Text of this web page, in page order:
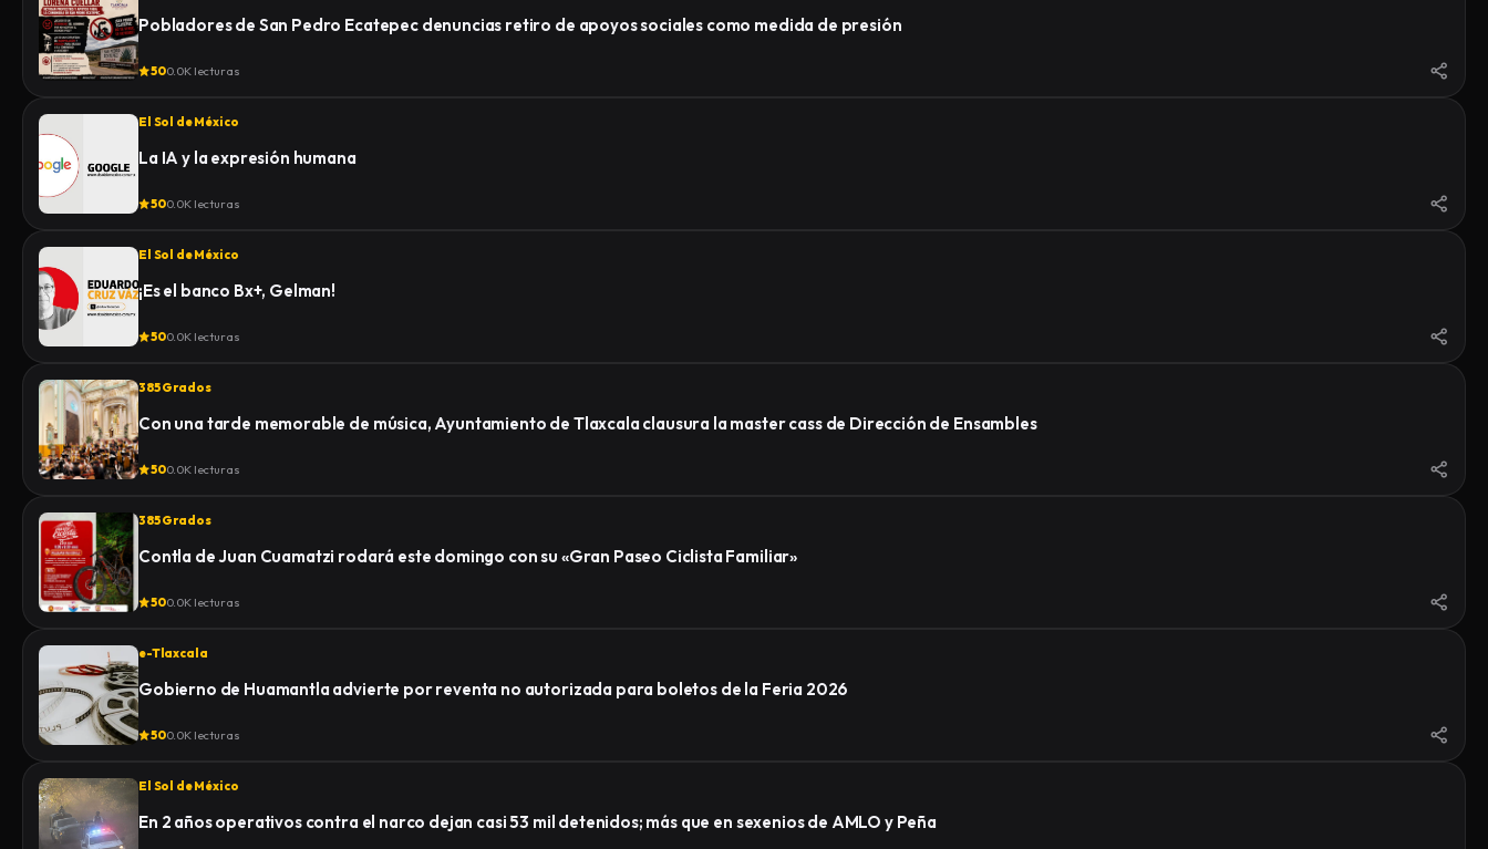
Pobladores de San Pedro Ecatepec denuncias retiro de apoyos sociales como medida de presión
500.0K lecturas
El Sol de México
La IA y la expresión humana
500.0K lecturas
El Sol de México
¡Es el banco Bx+, Gelman!
500.0K lecturas
385 Grados
Con una tarde memorable de música, Ayuntamiento de Tlaxcala clausura la master cass de Dirección de Ensambles
500.0K lecturas
385 Grados
Contla de Juan Cuamatzi rodará este domingo con su «Gran Paseo Ciclista Familiar»
500.0K lecturas
e-Tlaxcala
Gobierno de Huamantla advierte por reventa no autorizada para boletos de la Feria 2026
500.0K lecturas
El Sol de México
En 2 años operativos contra el narco dejan casi 53 mil detenidos; más que en sexenios de AMLO y Peña